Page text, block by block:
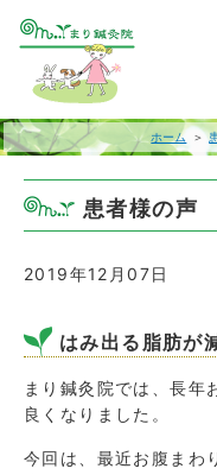
ホーム ＞
患者様の声
2019年12月07日
はみ出る脂肪が
まり鍼灸院では、長年
良くなりました。
今回は、最近お腹まわ